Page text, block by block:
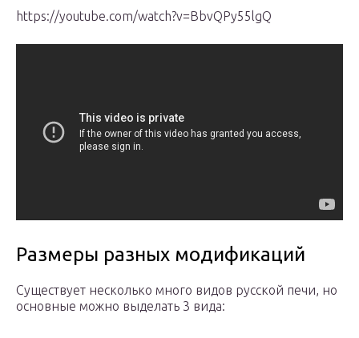
https://youtube.com/watch?v=BbvQPy55lgQ
Размеры разных модификаций
Существует несколько много видов русской печи, но
основные можно выделать 3 вида: